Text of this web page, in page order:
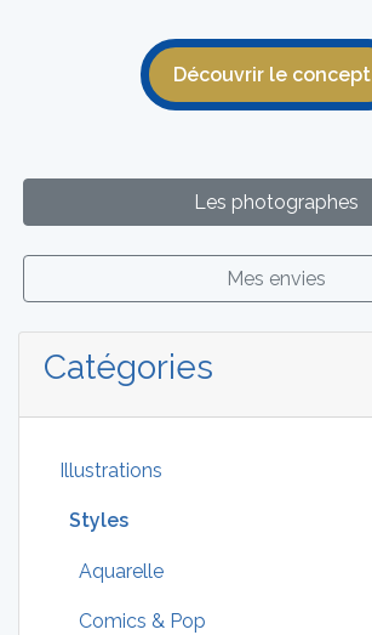
Découvrir le concept
Les photographes
Mes envies
Catégories
Illustrations
Styles
Aquarelle
Comics & Pop